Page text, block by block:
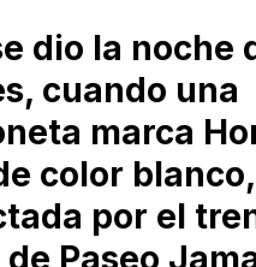
dio la noche
cuando una
marca
color
por el